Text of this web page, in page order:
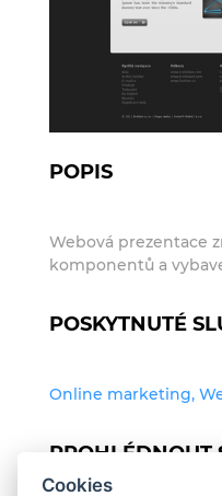
POPIS
Webová prezentace
komponentů a
POSKYTNUTÉ
Online marketing,
PROHLÉDNOUT
Cookies